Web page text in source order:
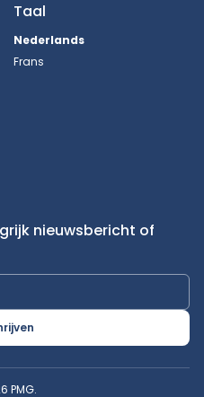
Taal
Nederlands
Frans
nieuwsbericht of
PMG.